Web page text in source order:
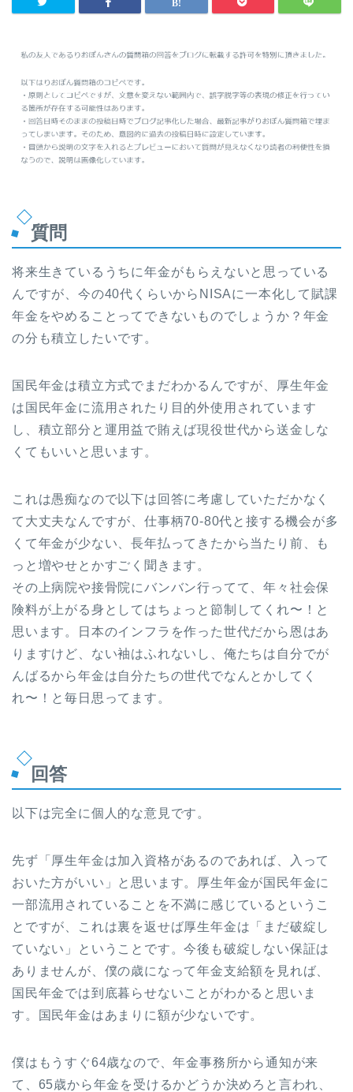
質問
将来生きているうちに年金がもらえないと思っている
んですが、今の40代くらいからNISAに一本化して賦課
年金をやめることってできないものでしょうか？年金
の分も積立したいです。
国民年金は積立方式でまだわかるんですが、厚生年金
は国民年金に流用されたり目的外使用されています
し、積立部分と運用益で賄えば現役世代から送金しな
くてもいいと思います。
これは愚痴なので以下は回答に考慮していただかなく
て大丈夫なんですが、仕事柄70-80代と接する機会が多
くて年金が少ない、長年払ってきたから当たり前、も
っと増やせとかすごく聞きます。
その上病院や接骨院にバンバン行ってて、年々社会保
険料が上がる身としてはちょっと節制してくれ〜！と
思います。日本のインフラを作った世代だから恩はあ
りますけど、ない袖はふれないし、俺たちは自分でが
んばるから年金は自分たちの世代でなんとかしてく
れ〜！と毎日思ってます。
回答
以下は完全に個人的な意見です。
先ず「厚生年金は加入資格があるのであれば、入って
おいた方がいい」と思います。厚生年金が国民年金に
一部流用されていることを不満に感じているというこ
とですが、これは裏を返せば厚生年金は「まだ破綻し
ていない」ということです。今後も破綻しない保証は
ありませんが、僕の歳になって年金支給額を見れば、
国民年金では到底暮らせないことがわかると思いま
す。国民年金はあまりに額が少ないです。
僕はもうすぐ64歳なので、年金事務所から通知が来
て、65歳から年金を受けるかどうか決めろと言われ、